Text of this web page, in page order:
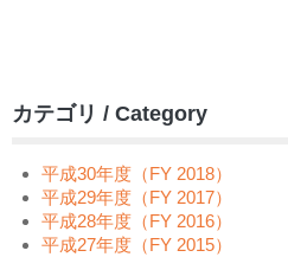
カテゴリ / Category
平成30年度（FY 2018）
平成29年度（FY 2017）
平成28年度（FY 2016）
平成27年度（FY 2015）